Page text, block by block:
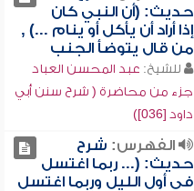
حديث: (أن النبي كان
إذا أراد أن يأكل أو ينام ...) ,
من قال يتوضأ الجنب
للشيخ: عبد المحسن العباد
جزء من محاضرة ( شرح سنن أبي
داود [036])
الفهرس: شرح
حديث: (... ربما اغتسل
في أول الليل وربما اغتسل